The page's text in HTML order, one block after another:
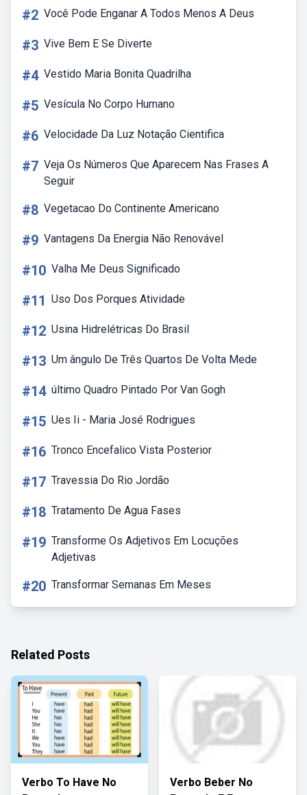
#2 Você Pode Enganar A Todos Menos A Deus
#3 Vive Bem E Se Diverte
#4 Vestido Maria Bonita Quadrilha
#5 Vesícula No Corpo Humano
#6 Velocidade Da Luz Notação Cientifica
#7 Veja Os Números Que Aparecem Nas Frases A
Seguir
#8 Vegetacao Do Continente Americano
#9 Vantagens Da Energia Não Renovável
#10 Valha Me Deus Significado
#11 Uso Dos Porques Atividade
#12 Usina Hidrelétricas Do Brasil
#13 Um ângulo De Três Quartos De Volta Mede
#14 último Quadro Pintado Por Van Gogh
#15 Ues Ii - Maria José Rodrigues
#16 Tronco Encefalico Vista Posterior
#17 Travessia Do Rio Jordão
#18 Tratamento De Agua Fases
#19 Transforme Os Adjetivos Em Locuções
Adjetivas
#20 Transformar Semanas Em Meses
Related Posts
Verbo To Have No
Verbo Beber No